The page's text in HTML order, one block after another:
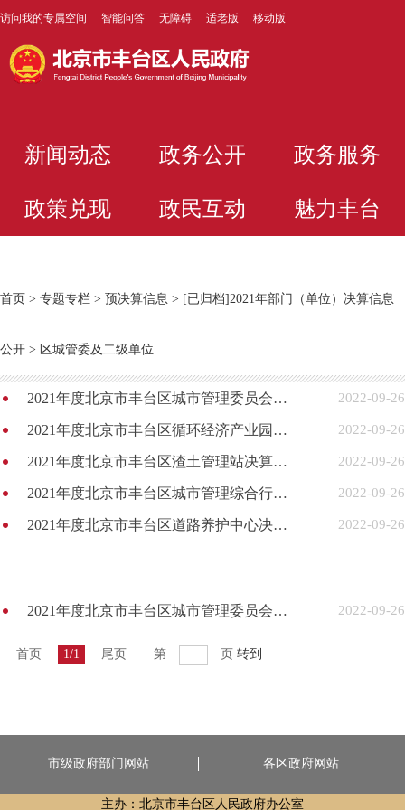
访问我的专属空间 智能问答 无障碍 适老版 移动版
新闻动态 政务公开 政务服务
政策兑现 政民互动 魅力丰台
首页 > 专题专栏 > 预决算信息 > [已归档]2021年部门（单位）决算信息
公开 > 区城管委及二级单位
2021年度北京市丰台区城市管理委员会部门（汇总）决算草案 2022-09-26
2021年度北京市丰台区循环经济产业园管理中心决算草案 2022-09-26
2021年度北京市丰台区渣土管理站决算草案 2022-09-26
2021年度北京市丰台区城市管理综合行政执法局决算草案 2022-09-26
2021年度北京市丰台区道路养护中心决算草案 2022-09-26
2021年度北京市丰台区城市管理委员会（本级）决算草案 2022-09-26
首页 1/1 尾页 第 页 转到
市级政府部门网站 各区政府网站
主办：北京市丰台区人民政府办公室